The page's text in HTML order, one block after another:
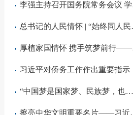
李强主
总书记
厚植家国情
习近平对侨务工作作出重要指示
“中国梦是国家梦、民族梦，也是每个中华儿女的梦”——习近平总书记关于侨务工作的重要论述凝聚共同致力民...
擦亮中华文明重